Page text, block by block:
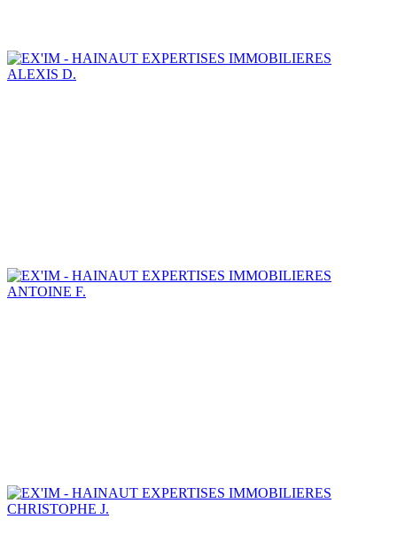
ALEXIS D.
ANTOINE F.
CHRISTOPHE J.